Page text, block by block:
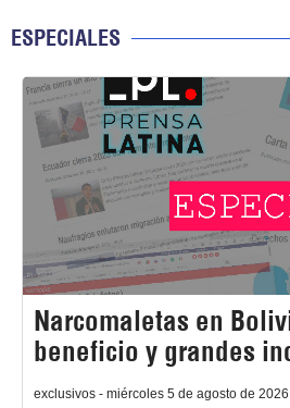
ESPECIALES
Narcomaletas en
beneficio y grandes
exclusivos - miércoles 5 de agosto de 2026